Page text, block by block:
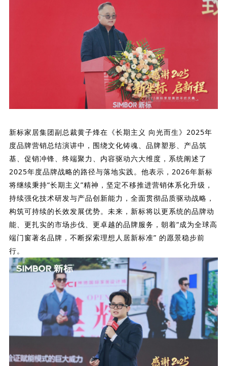
新标家居集团副总裁黄子烽在《长期主义 向光而生》2025年
度品牌营销总结演讲中，围绕文化铸魂、品牌塑形、产品筑
基、促销冲锋、终端聚力、内容驱动六大维度， 系统阐述了
2025年度品牌战略的路径与落地实践。他表示，2026年新标
将继续秉持“长期主义”精神，坚定不移推进营销体系化升级，
持续强化技术研发与产品创新能力，全面贯彻品质驱动战略，
构筑可持续的长效发展优势。 未来，新标将以更系统的品牌动
能、更扎实的市场步伐、更卓越的品牌服务，朝着“成为全球高
端门窗著名品牌，不断探索理想人居新标准” 的愿景稳步前
行。